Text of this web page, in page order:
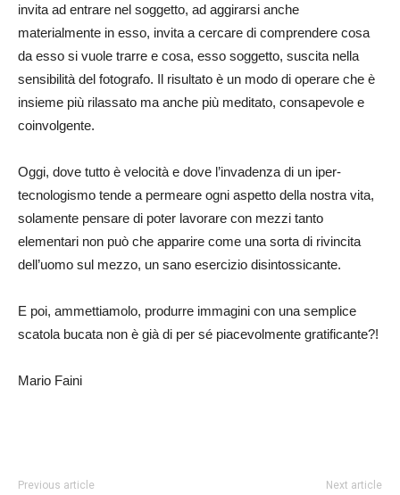
invita ad entrare nel soggetto, ad aggirarsi anche
materialmente in esso, invita a cercare di comprendere cosa
da esso si vuole trarre e cosa, esso soggetto, suscita nella
sensibilità del fotografo. Il risultato è un modo di operare che è
insieme più rilassato ma anche più meditato, consapevole e
coinvolgente.
Oggi, dove tutto è velocità e dove l’invadenza di un iper-
tecnologismo tende a permeare ogni aspetto della nostra vita,
solamente pensare di poter lavorare con mezzi tanto
elementari non può che apparire come una sorta di rivincita
dell’uomo sul mezzo, un sano esercizio disintossicante.
E poi, ammettiamolo, produrre immagini con una semplice
scatola bucata non è già di per sé piacevolmente gratificante?!
Mario Faini
Previous article Next article